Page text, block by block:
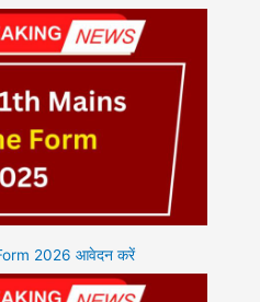
2026 आवेदन करें